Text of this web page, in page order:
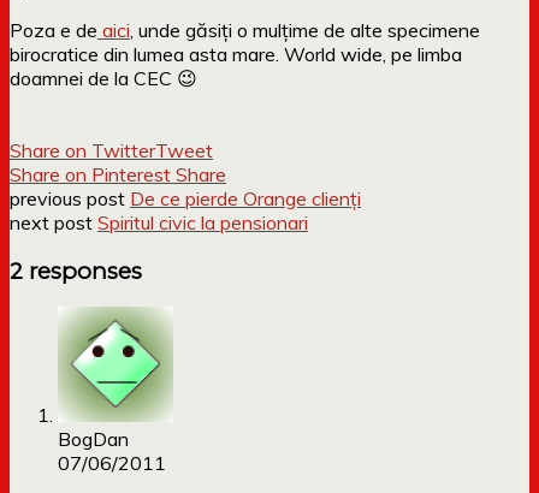
Poza e de aici , unde găsiți o mulțime de alte specimene
birocratice din lumea asta mare. World wide, pe limba
doamnei de la CEC 😉
Share on TwitterTweet
Share on Pinterest Share
previous post De ce pierde Orange clienți
next post Spiritul civic la pensionari
2 responses
BogDan
07/06/2011